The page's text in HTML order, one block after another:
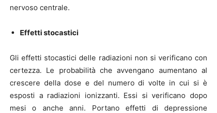
nervoso centrale.
Effetti stocastici
Gli effetti stocastici delle radiazioni non si verificano con
certezza. Le probabilità che avvengano aumentano al
crescere della dose e del numero di volte in cui si è
esposti a radiazioni ionizzanti. Essi si verificano dopo
mesi o anche anni. Portano effetti di depressione